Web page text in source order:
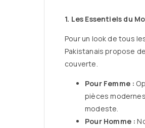
1. Les Essentiels du
Pour un look de tous
Pakistanais propose
couverte.
Pour Femme :
pièces
modeste.
Pour Homme :